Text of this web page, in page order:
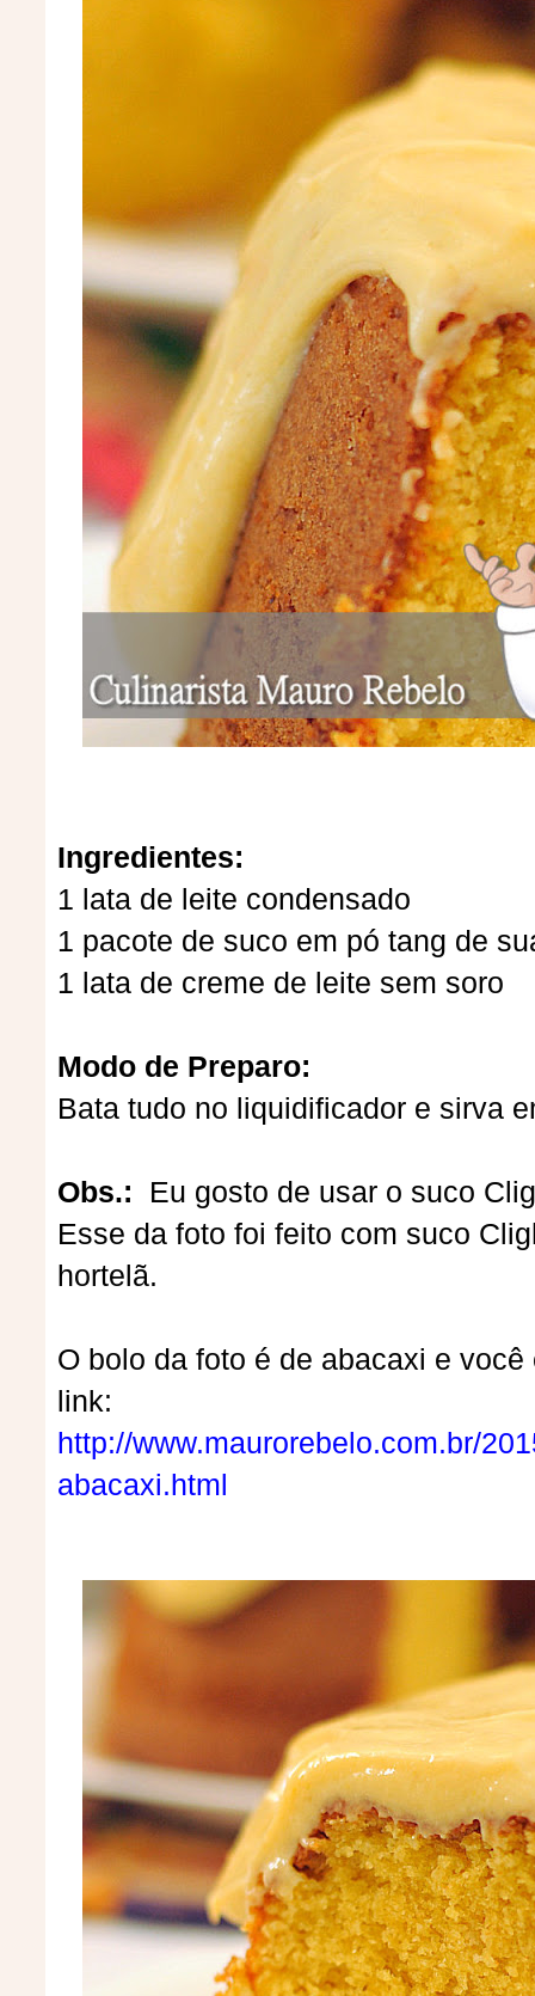
Ingredientes:
1 lata de leite condensado
1 pacote de suco em pó tang de
1 lata de creme de leite sem soro
Modo de Preparo:
Bata tudo no liquidificador e sirva
Obs.: Eu gosto de usar o suco
Esse da foto foi feito com suco
hortelã.
O bolo da foto é de abacaxi e
link:
http://www.maurorebelo.com.br/
abacaxi.html